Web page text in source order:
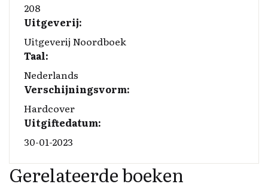
208
Uitgeverij:
Uitgeverij Noordboek
Taal:
Nederlands
Verschijningsvorm:
Hardcover
Uitgiftedatum:
30-01-2023
Gerelateerde boeken